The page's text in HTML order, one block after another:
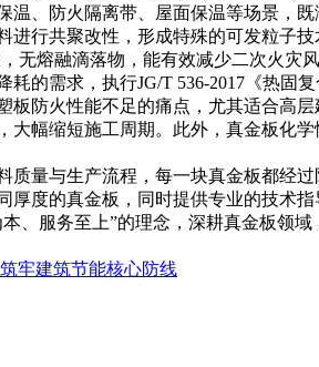
、防火隔离带、屋面保温等场景，
行共聚改性，形成特殊的可发粒子
无熔融滴落物，能有效减少二次火
的需求，执行JG/T 536-2017《热固
火性能不足的痛点，尤其适合高
幅缩短施工周期。此外，真金板化
质量与生产流程，每一块真金板都经
度的真金板，同时提供专业的技术
服务至上”的理念，深耕真金板领
牢建筑节能核心防线